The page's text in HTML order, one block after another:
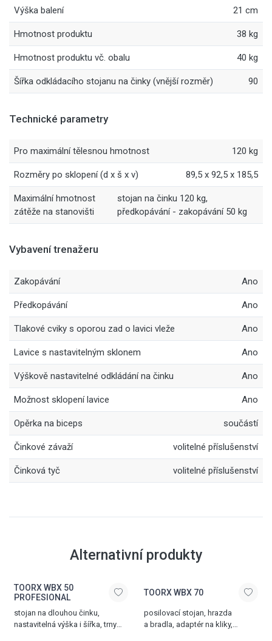
Výška balení 21 cm
Hmotnost produktu 38 kg
Hmotnost produktu vč. obalu 40 kg
Šířka odkládacího stojanu na činky (vnější rozměr) 90
Technické parametry
Pro maximální tělesnou hmotnost 120 kg
Rozměry po sklopení (d x š x v) 89,5 x 92,5 x 185,5
Maximální hmotnost
zátěže na stanovišti
stojan na činku 120 kg,
předkopávání - zakopávání 50 kg
Vybavení trenažeru
Zakopávání Ano
Předkopávání Ano
Tlakové cviky s oporou zad o lavici vleže Ano
Lavice s nastavitelným sklonem Ano
Výškově nastavitelné odkládání na činku Ano
Možnost sklopení lavice Ano
Opěrka na biceps součástí
Činkové závaží volitelné příslušenství
Činková tyč volitelné příslušenství
Alternativní produkty
TOORX WBX 50
PROFESIONAL
stojan na dlouhou činku,
nastavitelná výška i šířka, trny
TOORX WBX 70
posilovací stojan, hrazda
a bradla, adaptér na kliky,